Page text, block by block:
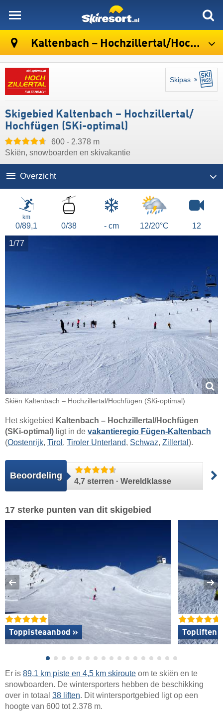
Kaltenbach – Hochzillertal/​Hochfügen (SKi-optimal)
Skipas
Skigebied Kaltenbach – Hochzillertal/​
Hochfügen (SKi-optimal)
600 - 2.378 m
Skiën, snowboarden en skivakantie
Overzicht
km
0/89,1
Liften
0/38 - cm 12/20°C 12
1/77
Skiën Kaltenbach – Hochzillertal/​​Hochfügen (SKi-optimal)
Het skigebied Kaltenbach – Hochzillertal/​Hochfügen
(SKi-optimal) ligt in de vakantieregio Fügen-Kaltenbach
(Oostenrijk, Tirol , Tiroler Unterland, Schwaz, Zillertal ).
Beoordeling
4,7 sterren · Wereldklasse
17 sterke punten van dit skigebied
Toppisteaanbod » Topliften
Er is 89,1 km piste en 4,5 km skiroute om te skiën en te
snowboarden. De wintersporters hebben de beschikking
over in totaal 38 liften. Dit wintersportgebied ligt op een
hoogte van 600 tot 2.378 m.